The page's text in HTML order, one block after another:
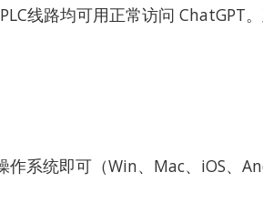
线路均可用正常访问 ChatGPT
系统即可（Win、Mac、iOS、